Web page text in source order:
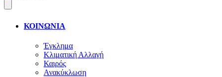
ΚΟΙΝΩΝΙΑ
Έγκλημα
Κλιματική Αλλαγή
Καιρός
Ανακύκλωση